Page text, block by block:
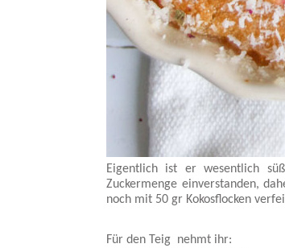
Eigentlich ist er wesentlich
Zuckermenge einverstanden,
noch mit 50 gr Kokosflocken
Für den Teig nehmt ihr: